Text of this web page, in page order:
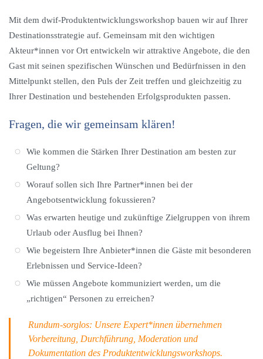
Mit dem dwif-Produktentwicklungsworkshop bauen wir auf Ihrer
Destinationsstrategie auf. Gemeinsam mit den wichtigen
Akteur*innen vor Ort entwickeln wir attraktive Angebote, die den
Gast mit seinen spezifischen Wünschen und Bedürfnissen in den
Mittelpunkt stellen, den Puls der Zeit treffen und gleichzeitig zu
Ihrer Destination und bestehenden Erfolgsprodukten passen.
Fragen, die wir gemeinsam klären!
Wie kommen die Stärken Ihrer Destination am besten zur
Geltung?
Worauf sollen sich Ihre Partner*innen bei der
Angebotsentwicklung fokussieren?
Was erwarten heutige und zukünftige Zielgruppen von ihrem
Urlaub oder Ausflug bei Ihnen?
Wie begeistern Ihre Anbieter*innen die Gäste mit besonderen
Erlebnissen und Service-Ideen?
Wie müssen Angebote kommuniziert werden, um die
„richtigen“ Personen zu erreichen?
Rundum-sorglos: Unsere Expert*innen übernehmen
Vorbereitung, Durchführung, Moderation und
Dokumentation des Produktentwicklungsworkshops.